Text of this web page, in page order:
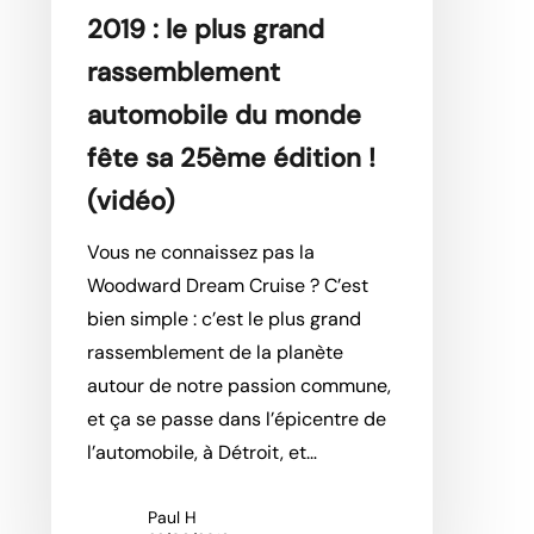
25ème
édition
(vidéo)
2019 : le plus grand
rassemblement
automobile du monde
fête sa 25ème édition !
(vidéo)
Vous ne connaissez pas la
Woodward Dream Cruise ? C’est
bien simple : c’est le plus grand
rassemblement de la planète
autour de notre passion commune,
et ça se passe dans l’épicentre de
l’automobile, à Détroit, et…
Paul H